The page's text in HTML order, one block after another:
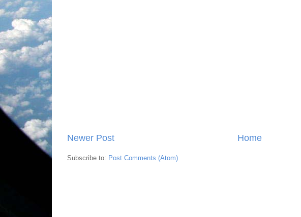
Newer Post Home
Subscribe to: Post Comments (Atom)